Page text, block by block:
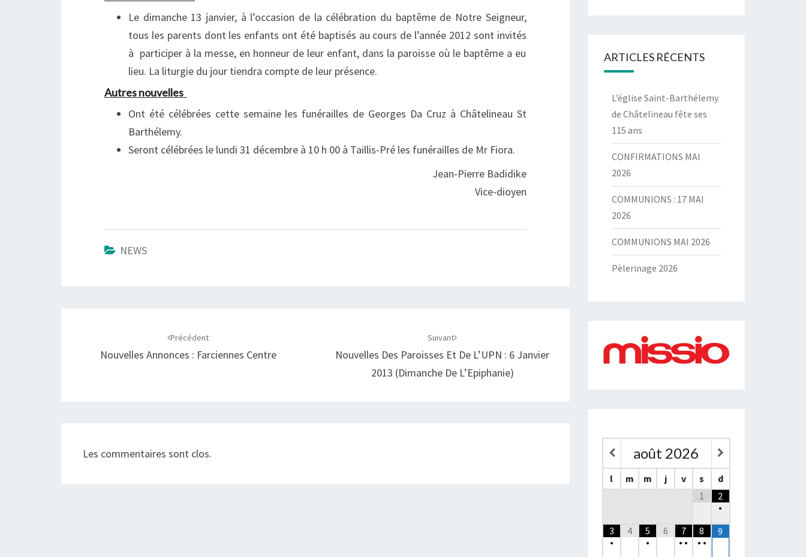
Le dimanche 13 janvier, à l’occasion de la célébration du baptême de Notre Seigneur,
tous les parents dont les enfants ont été baptisés au cours de l’année 2012 sont invités
à participer à la messe, en honneur de leur enfant, dans la paroisse où le baptême a eu
lieu. La liturgie du jour tiendra compte de leur présence.
Autres nouvelles
Ont été célébrées cette semaine les funérailles de Georges Da Cruz à Châtelineau St
Barthélemy.
Seront célébrées le lundi 31 décembre à 10 h 00 à Taillis-Pré les funérailles de Mr Fiora.
Jean-Pierre Badidike
Vice-dioyen
NEWS
Précédent
Nouvelles Annonces : Farciennes Centre
Suivant
Nouvelles Des Paroisses Et De L’UPN : 6 Janvier
2013 (Dimanche De L’Epiphanie)
Les commentaires sont clos.
ARTICLES RÉCENTS
L’église Saint-Barthélemy
de Châtelineau fête ses
115 ans
CONFIRMATIONS MAI
2026
COMMUNIONS : 17 MAI
2026
COMMUNIONS MAI 2026
Pèlerinage 2026
août 2026
l m m j v s
d
1
2
•
3
•
4
5
•
6
7
• •
8
• •
9